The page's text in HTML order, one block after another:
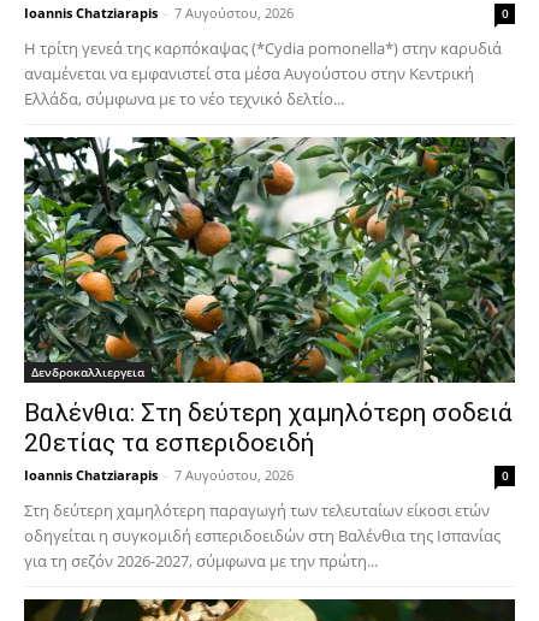
Ioannis Chatziarapis - 7 Αυγούστου, 2026 0
Η τρίτη γενεά της καρπόκαψας (*Cydia pomonella*) στην καρυδιά
αναμένεται να εμφανιστεί στα μέσα Αυγούστου στην Κεντρική
Ελλάδα, σύμφωνα με το νέο τεχνικό δελτίο...
Δενδροκαλλιεργεια
Βαλένθια: Στη δεύτερη χαμηλότερη σοδειά
20ετίας τα εσπεριδοειδή
Ioannis Chatziarapis - 7 Αυγούστου, 2026 0
Στη δεύτερη χαμηλότερη παραγωγή των τελευταίων είκοσι ετών
οδηγείται η συγκομιδή εσπεριδοειδών στη Βαλένθια της Ισπανίας
για τη σεζόν 2026-2027, σύμφωνα με την πρώτη...